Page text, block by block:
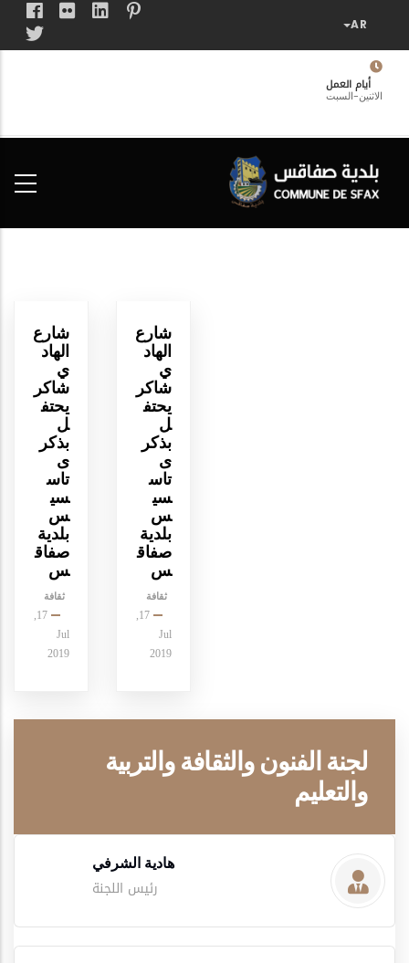
المحتوى
الرئيسيأيام العمل
الاثنين-السبت
شارع
الهاد
ي
شاكر
يحتف
ل
بذكر
ى
تاس
سي
س
بلدية
صفاق
س
ثقافة
17,
Jul
2019
شارع
الهاد
ي
شاكر
يحتف
ل
بذكر
ى
تاس
سي
س
بلدية
صفاق
س
ثقافة
17,
Jul
2019
لجنة الفنون والثقافة والتربية
والتعليم
هادية الشرفي
رئيس اللجنة